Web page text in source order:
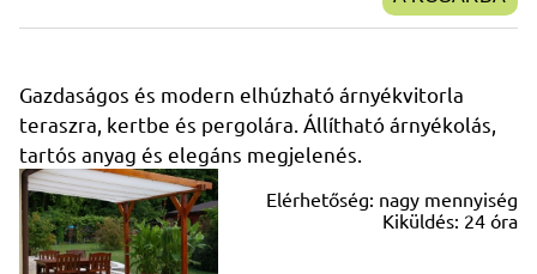
Gazdaságos és modern elhúzható árnyékvitorla
teraszra, kertbe és pergolára. Állítható árnyékolás,
tartós anyag és elegáns megjelenés.
Elérhetőség: nagy mennyiség
Kiküldés: 24 óra